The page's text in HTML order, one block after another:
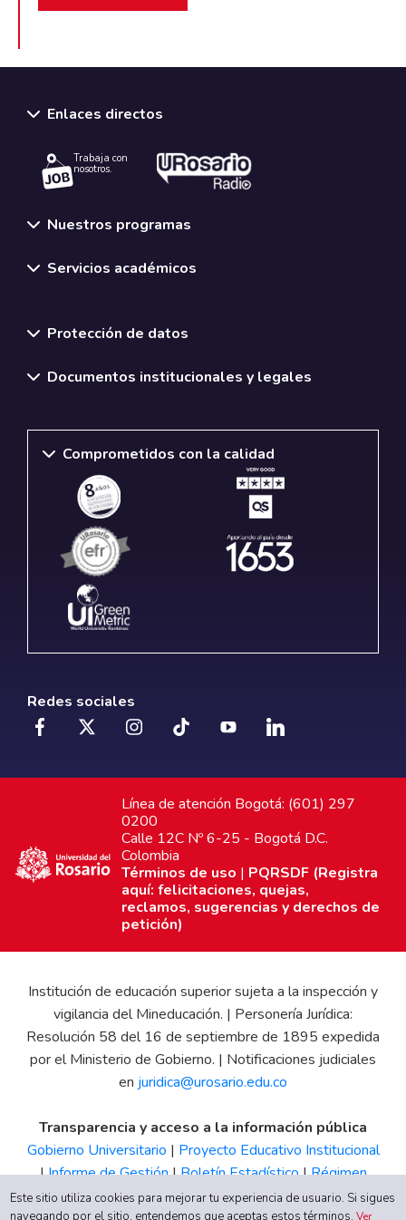
Enlaces directos
Trabaja con
nosotros.
Nuestros programas
Servicios académicos
Protección de datos
Documentos institucionales y legales
Comprometidos con la calidad
Redes sociales
Línea de atención Bogotá: (601) 297
0200
Calle 12C Nº 6-25 - Bogotá D.C.
Colombia
Términos de uso | PQRSDF (Registra
aquí: felicitaciones, quejas,
reclamos, sugerencias y derechos de
petición)
Institución de educación superior sujeta a la inspección y
vigilancia del Mineducación. | Personería Jurídica:
Resolución 58 del 16 de septiembre de 1895 expedida
por el Ministerio de Gobierno. | Notificaciones judiciales
en juridica@urosario.edu.co
Transparencia y acceso a la información pública
Gobierno Universitario | Proyecto Educativo Institucional
|Informe de Gestión|Boletín Estadístico|Régimen
Tributario|Estados Financieros |Código de Ética| Canal
Este sitio utiliza cookies para mejorar tu experiencia de usuario. Si sigues
navegando por el sitio, entendemos que aceptas estos términos.Ver